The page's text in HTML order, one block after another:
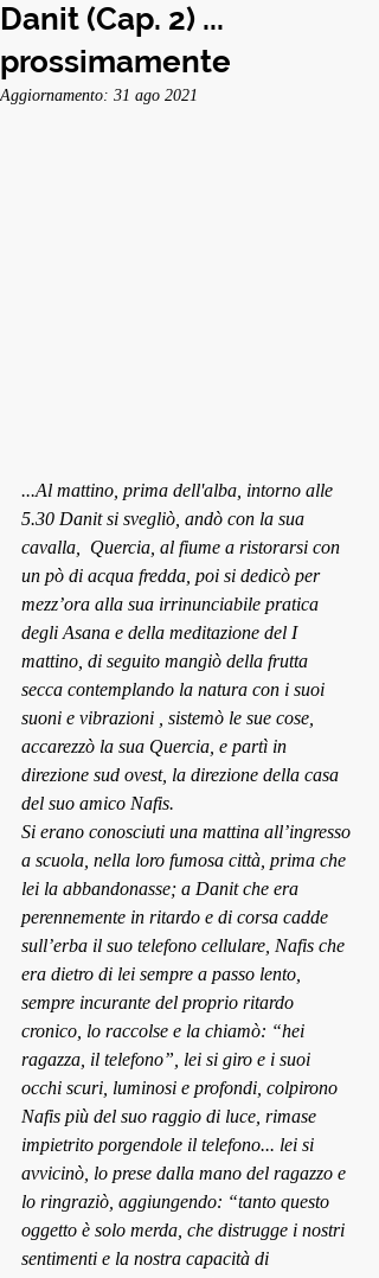
Danit (Cap. 2) ...
prossimamente
Aggiornamento: 31 ago 2021
...Al mattino, prima dell'alba, intorno alle
5.30 Danit si svegliò, andò con la sua
cavalla,  Quercia, al fiume a ristorarsi con
un pò di acqua fredda, poi si dedicò per
mezz’ora alla sua irrinunciabile pratica
degli Asana e della meditazione del I
mattino, di seguito mangiò della frutta
secca contemplando la natura con i suoi
suoni e vibrazioni , sistemò le sue cose,
accarezzò la sua Quercia, e partì in
direzione sud ovest, la direzione della casa
del suo amico Nafis.
Si erano conosciuti una mattina all’ingresso
a scuola, nella loro fumosa città, prima che
lei la abbandonasse; a Danit che era
perennemente in ritardo e di corsa cadde
sull’erba il suo telefono cellulare, Nafis che
era dietro di lei sempre a passo lento,
sempre incurante del proprio ritardo
cronico, lo raccolse e la chiamò: “hei
ragazza, il telefono”, lei si giro e i suoi
occhi scuri, luminosi e profondi, colpirono
Nafis più del suo raggio di luce, rimase
impietrito porgendole il telefono... lei si
avvicinò, lo prese dalla mano del ragazzo e
lo ringraziò, aggiungendo: “tanto questo
oggetto è solo merda, che distrugge i nostri
sentimenti e la nostra capacità di